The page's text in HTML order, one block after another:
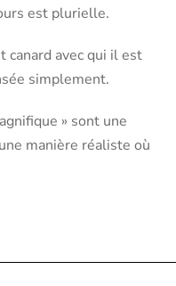
est plurielle.
canard avec qui il est
simplement.
» sont une
manière réaliste où